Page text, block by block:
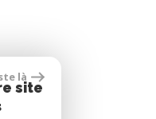
là
site